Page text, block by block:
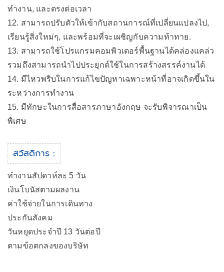
ทำงาน, และตรงต่อเวลา
12. สามารถปรับตัวให้เข้ากับสถานการณ์ที่เปลี่ยนแปลงไป,
เรียนรู้สิ่งใหม่ๆ, และพร้อมที่จะเผชิญกับความท้าทาย.
13. สามารถใช้โปรแกรมคอมพิวเตอร์พื้นฐานได้คล่องแคล่ว
รวมถึงสามารถนำไปประยุกต์ใช้ในการสร้างสรรค์งานได้
14. มีไหวพริบในการแก้ไขปัญหาเฉพาะหน้าที่อาจเกิดขึ้นใน
ระหว่างการทำงาน
15. มีทักษะในการสื่อสารภาษาอังกฤษ จะรับพิจารณาเป็น
พิเศษ
สวัสดิการ :
ทำงานสัปดาห์ละ 5 วัน
เงินโบนัสตามผลงาน
ค่าใช้จ่ายในการเดินทาง
ประกันสังคม
วันหยุดประจำปี 13 วันต่อปี
ตามข้อตกลงของบริษัท